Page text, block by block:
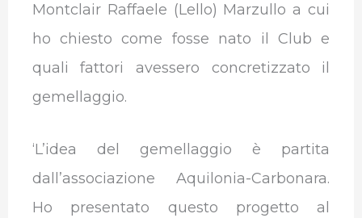
Montclair Raffaele (Lello) Marzullo a cui
ho chiesto come fosse nato il Club e
quali fattori avessero concretizzato il
gemellaggio.
‘L’idea del gemellaggio è partita
dall’associazione Aquilonia-Carbonara.
Ho presentato questo progetto al